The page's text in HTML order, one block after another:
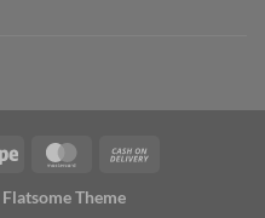
Flatsome Theme